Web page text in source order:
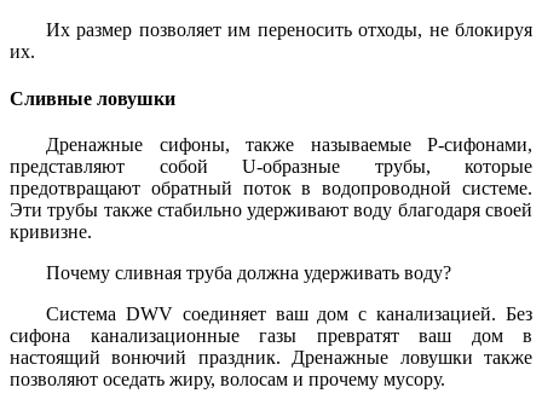
Их размер позволяет им переносить отходы, не блокируя
их.
Сливные ловушки
Дренажные сифоны, также называемые P-сифонами,
представляют собой U-образные трубы, которые
предотвращают обратный поток в водопроводной системе.
Эти трубы также стабильно удерживают воду благодаря своей
кривизне.
Почему сливная труба должна удерживать воду?
Система DWV соединяет ваш дом с канализацией. Без
сифона канализационные газы превратят ваш дом в
настоящий вонючий праздник. Дренажные ловушки также
позволяют оседать жиру, волосам и прочему мусору.